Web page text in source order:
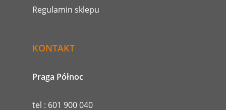
Regulamin sklepu
KONTAKT
Praga Północ
tel : 601 900 040